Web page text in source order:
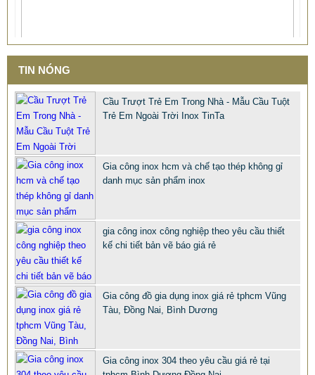
CHỤP INOX PHỤ KIỆN LAN CAN CẦU THANG TRANG TRÍ
NỘI NGOẠI THẤT
SP: PHU KIEN CHUP CHAN INOX 316 201 304 XI MA VANG
TIN NÓNG
Cầu Trượt Trẻ Em Trong Nhà - Mẫu Cầu Tuột
Trẻ Em Ngoài Trời Inox TinTa
Gia công inox hcm và chế tạo thép không gỉ
danh mục sản phẩm inox
gia công inox công nghiệp theo yêu cầu thiết
kế chi tiết bản vẽ báo giá rẻ
Gia công đồ gia dụng inox giá rẻ tphcm Vũng
Tàu, Đồng Nai, Bình Dương
Gia công inox 304 theo yêu cầu giá rẻ tại